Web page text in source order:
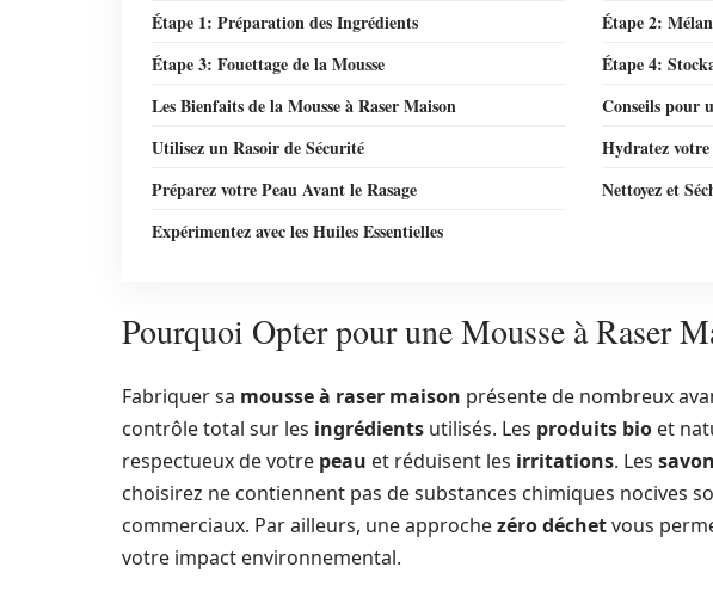
Étape 1: Préparation des Ingrédients
Étape 2:
Étape 3: Fouettage de la Mousse
Étape 4:
Les Bienfaits de la Mousse à Raser Maison
Conseils pour
Utilisez un Rasoir de Sécurité
Hydratez votre
Préparez votre Peau Avant le Rasage
Nettoyez et
Expérimentez avec les Huiles Essentielles
Pourquoi Opter pour une Mousse à Raser
Fabriquer sa mousse à raser maison présente de nombreux
contrôle total sur les ingrédients utilisés. Les produits bio et
respectueux de votre peau et réduisent les irritations. Les
choisirez ne contiennent pas de substances chimiques nocives
commerciaux. Par ailleurs, une approchezéro déchetvous
votre impact environnemental.